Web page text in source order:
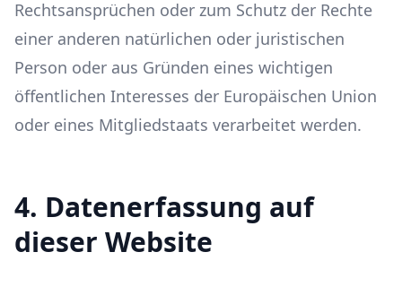
Rechtsansprüchen oder zum Schutz der Rechte
einer anderen natürlichen oder juristischen
Person oder aus Gründen eines wichtigen
öffentlichen Interesses der Europäischen Union
oder eines Mitgliedstaats verarbeitet werden.
4. Datenerfassung auf
dieser Website